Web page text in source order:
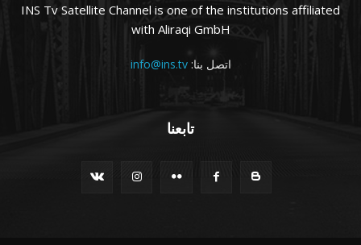
INS Tv Satellite Channel is one of the institutions affiliated
with Aliraqi GmbH
اتصل بنا:info@ins.tv
تابعنا